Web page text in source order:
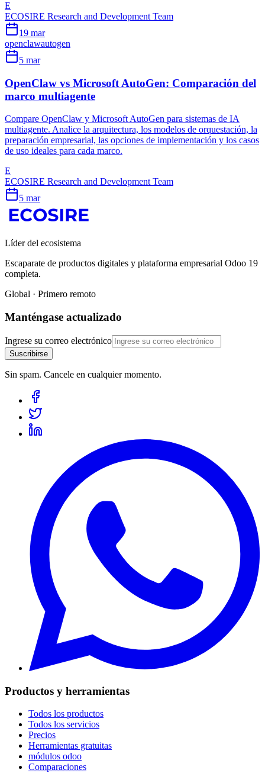
E
ECOSIRE Research and Development Team
19 mar
openclawautogen
5 mar
OpenClaw vs Microsoft AutoGen: Comparación del
marco multiagente
Compare OpenClaw y Microsoft AutoGen para sistemas de IA
multiagente. Analice la arquitectura, los modelos de orquestación, la
preparación empresarial, las opciones de implementación y los casos
de uso ideales para cada marco.
E
ECOSIRE Research and Development Team
5 mar
Líder del ecosistema
Escaparate de productos digitales y plataforma empresarial Odoo 19
completa.
Global · Primero remoto
Manténgase actualizado
Ingrese su correo electrónico
Suscribirse
Sin spam. Cancele en cualquier momento.
Productos y herramientas
Todos los productos
Todos los servicios
Precios
Herramientas gratuitas
módulos odoo
Comparaciones